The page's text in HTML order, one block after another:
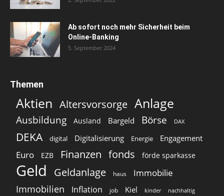
Ab sofort noch mehr Sicherheit beim
Online-Banking
5. September 2024
Themen
Aktien Altersvorsorge Anlage
Ausbildung Ausland Bargeld Börse DAX
DEKA digital Digitalisierung Energie Engagement
Euro EZB Finanzen fonds förde sparkasse
Geld Geldanlage haus Immobilie
Immobilien Inflation job Kiel kinder nachhaltig